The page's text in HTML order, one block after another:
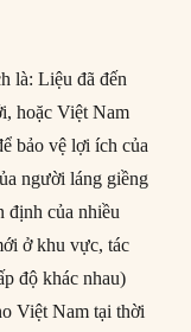
là: Liệu đã đến
hoặc Việt Nam
bảo vệ lợi ích của
người láng giềng
định của nhiều
ở khu vực, tác
độ khác nhau)
Việt Nam tại thời